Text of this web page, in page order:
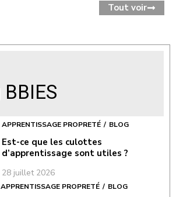
Tout voir
BBIES
APPRENTISSAGE PROPRETÉ BLOG
Est-ce que les culottes
d’apprentissage sont utiles ?
28 juillet 2026
APPRENTISSAGE PROPRETÉ BLOG